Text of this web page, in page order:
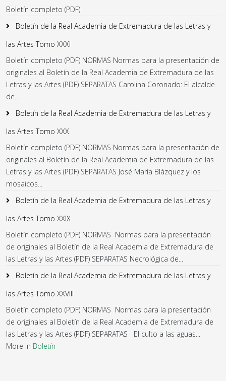
Boletín completo (PDF)
Boletín de la Real Academia de Extremadura de las Letras y
las Artes Tomo XXXI
Boletín completo (PDF) NORMAS Normas para la presentación de
originales al Boletín de la Real Academia de Extremadura de las
Letras y las Artes (PDF) SEPARATAS Carolina Coronado: El alcalde
de...
Boletín de la Real Academia de Extremadura de las Letras y
las Artes Tomo XXX
Boletín completo (PDF) NORMAS Normas para la presentación de
originales al Boletín de la Real Academia de Extremadura de las
Letras y las Artes (PDF) SEPARATAS José María Blázquez y los
mosaicos...
Boletín de la Real Academia de Extremadura de las Letras y
las Artes Tomo XXIX
Boletín completo (PDF) NORMAS Normas para la presentación
de originales al Boletín de la Real Academia de Extremadura de
las Letras y las Artes (PDF) SEPARATAS Necrológica de...
Boletín de la Real Academia de Extremadura de las Letras y
las Artes Tomo XXVIII
Boletín completo (PDF) NORMAS Normas para la presentación
de originales al Boletín de la Real Academia de Extremadura de
las Letras y las Artes (PDF) SEPARATAS El culto a las aguas...
More in Boletín